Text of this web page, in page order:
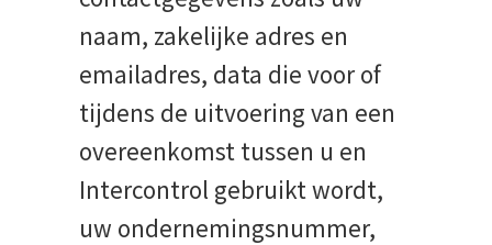
naam, zakelijke adres en
emailadres, data die voor of
tijdens de uitvoering van een
overeenkomst tussen u en
Intercontrol gebruikt wordt,
uw ondernemingsnummer,